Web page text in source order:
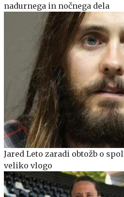
nadurnega in nočnega dela
Jared Leto zaradi obtožb o
veliko vlogo